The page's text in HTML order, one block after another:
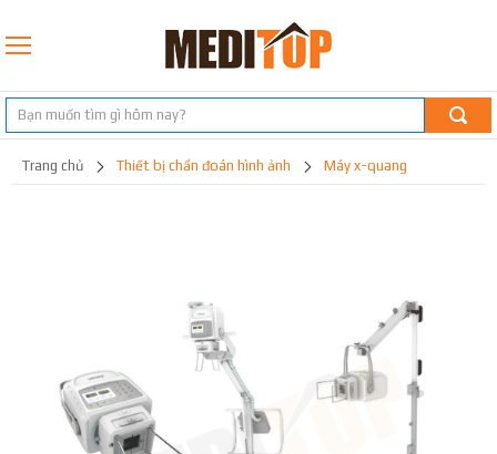
trang chủ thiết bị chẩn đoán hình ảnh máy x-quang